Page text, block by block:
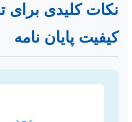
نکات کلیدی برای
کیفیت پایان نامه